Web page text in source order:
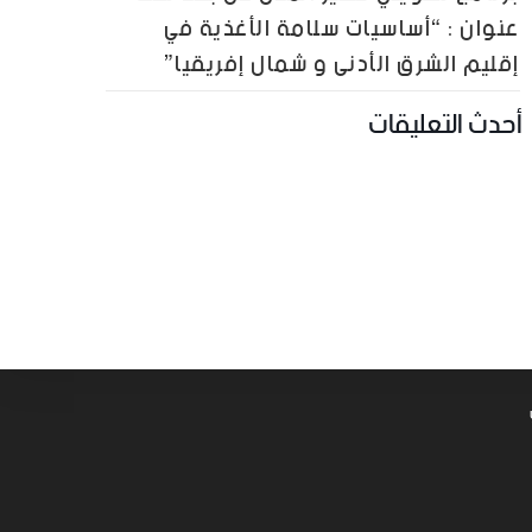
عنوان : “أساسيات سلامة الأغذية في
إقليم الشرق الأدنى و شمال إفريقيا”
أحدث التعليقات